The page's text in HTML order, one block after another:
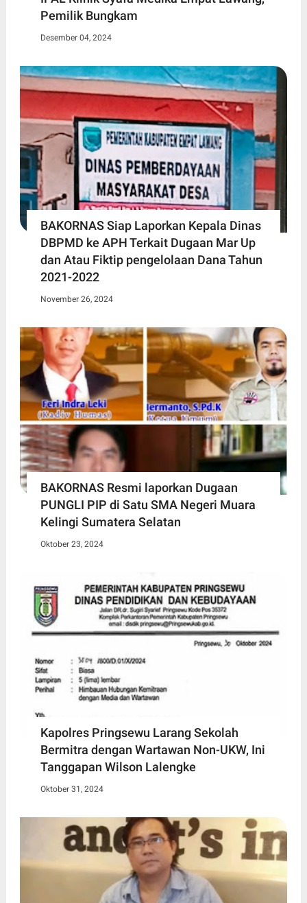
Pemilik Bungkam
Desember 04, 2024
BAKORNAS Siap Laporkan Kepala Dinas
DBPMD ke APH Terkait Dugaan Mar Up
dan Atau Fiktip pengelolaan Dana Tahun
2021-2022
November 26, 2024
BAKORNAS Resmi laporkan Dugaan
PUNGLI PIP di Satu SMA Negeri Muara
Kelingi Sumatera Selatan
Oktober 23, 2024
Kapolres Pringsewu Larang Sekolah
Bermitra dengan Wartawan Non-UKW, Ini
Tanggapan Wilson Lalengke
Oktober 31, 2024